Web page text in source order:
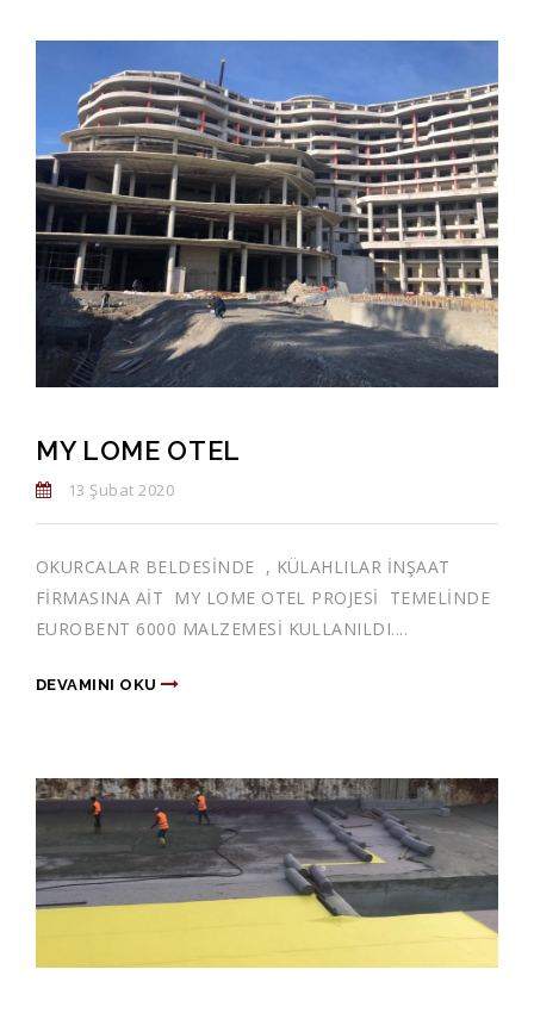
MY LOME OTEL
13 Şubat 2020
OKURCALAR BELDESİNDE , KÜLAHLILAR İNŞAAT
FİRMASINA AİT MY LOME OTEL PROJESİ TEMELİNDE
EUROBENT 6000 MALZEMESİ KULLANILDI....
DEVAMINI OKU